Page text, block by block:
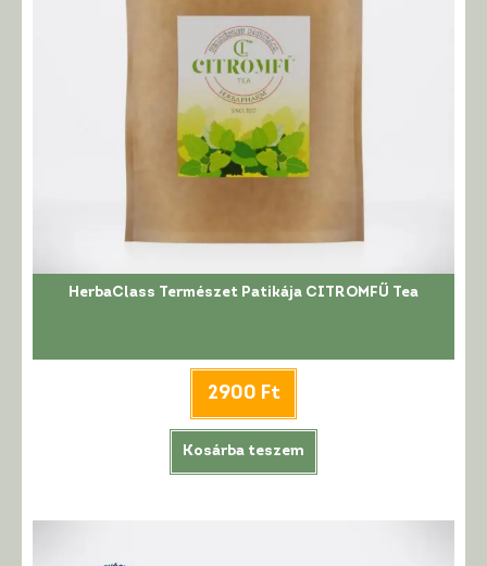
HerbaClass Természet Patikája CITROMFŰ Tea
2900 Ft
Kosárba teszem